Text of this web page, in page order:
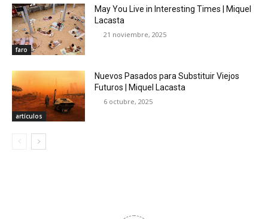
faro
May You Live in Interesting Times | Miquel
Lacasta
21 noviembre, 2025
artículos
Nuevos Pasados para Substituir Viejos
Futuros | Miquel Lacasta
6 octubre, 2025